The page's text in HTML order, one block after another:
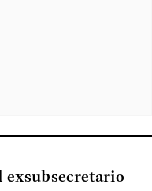
exsubsecretario